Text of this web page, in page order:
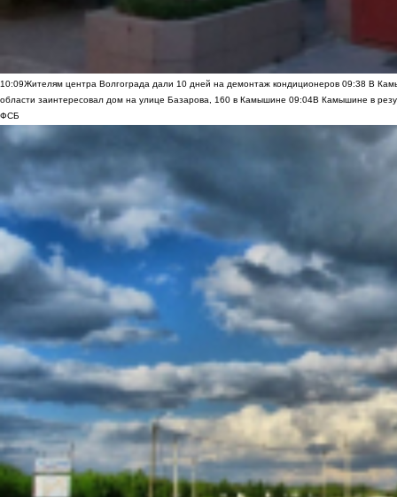
10:09Жителям центра Волгограда дали 10 дней на демонтаж кондиционеров 09:38 В
области заинтересовал дом на улице Базарова, 160 в Камышине 09:04В Камышине в
ФСБ